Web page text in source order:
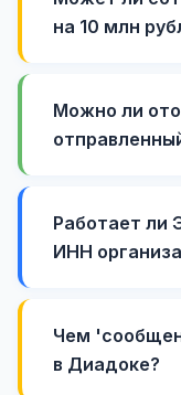
на 10 млн
Можно ли
Работает ли
ИНН
Чем
в Диадоке?